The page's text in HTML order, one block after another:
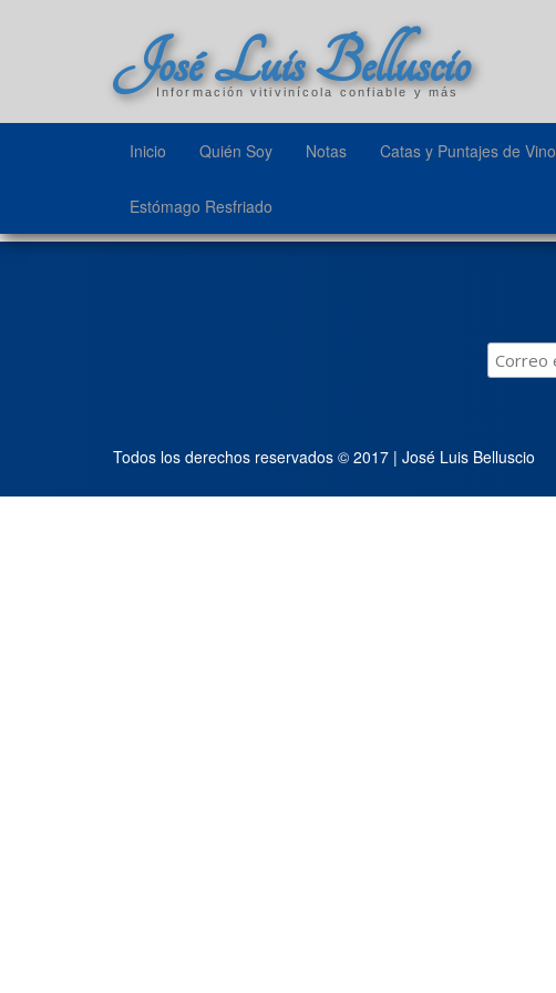
José Luis Belluscio
Información vitivinícola confiable y más
Inicio Quién Soy Notas Catas y Puntajes de Vino
Estómago Resfriado
Todos los derechos reservados © 2017 | José Luis Belluscio